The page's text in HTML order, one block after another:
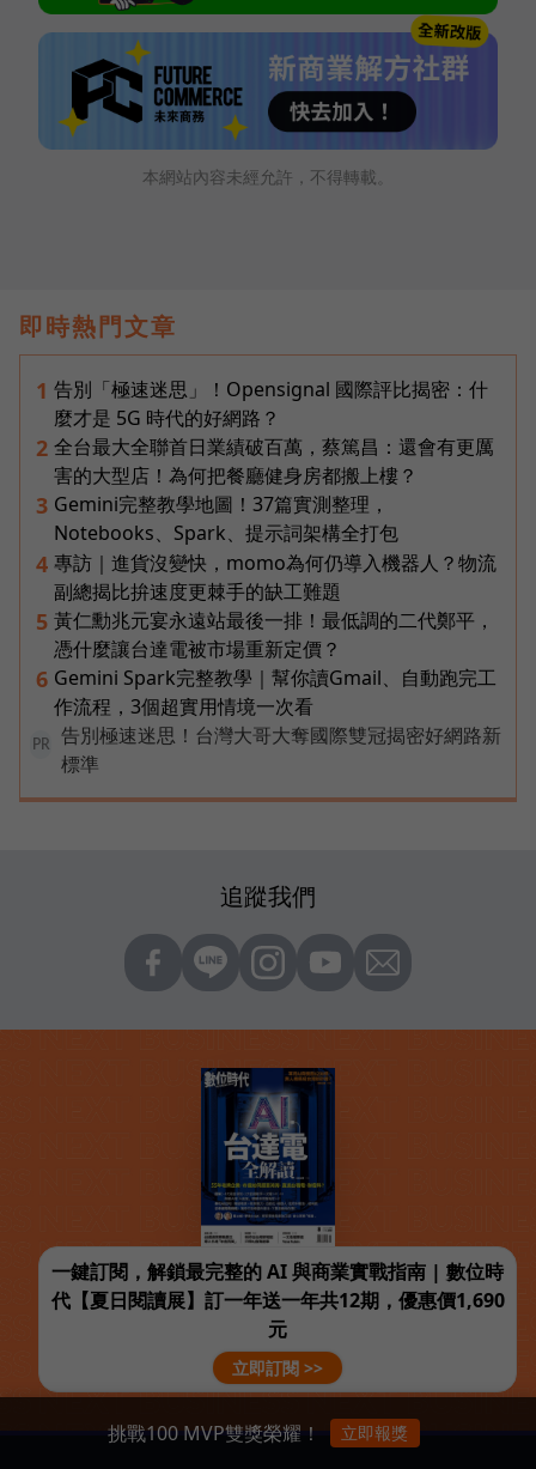
本網站內容未經允許，不得轉載。
即時熱門文章
1 告別「極速迷思」！Opensignal 國際評比揭密：什
麼才是 5G 時代的好網路？
2 全台最大全聯首日業績破百萬，蔡篤昌：還會有更厲
害的大型店！為何把餐廳健身房都搬上樓？
3 Gemini完整教學地圖！37篇實測整理，
Notebooks、Spark、提示詞架構全打包
4 專訪｜進貨沒變快，momo為何仍導入機器人？物流
副總揭比拚速度更棘手的缺工難題
5 黃仁勳兆元宴永遠站最後一排！最低調的二代鄭平，
憑什麼讓台達電被市場重新定價？
6 Gemini Spark完整教學｜幫你讀Gmail、自動跑完工
作流程，3個超實用情境一次看
PR
告別極速迷思！台灣大哥大奪國際雙冠揭密好網路新
標準
追蹤我們
一鍵訂閱，解鎖最完整的 AI 與商業實戰指南 | 數位時
代【夏日閱讀展】訂一年送一年共12期，優惠價1,690
元
立即訂閱 >>
挑戰100 MVP雙獎榮耀！ 立即報獎